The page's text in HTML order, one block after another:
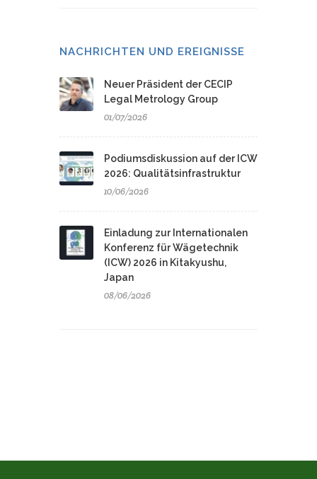
NACHRICHTEN UND EREIGNISSE
Neuer Präsident der CECIP
Legal Metrology Group
01/07/2026
Podiumsdiskussion auf der ICW
2026: Qualitätsinfrastruktur
10/06/2026
Einladung zur Internationalen
Konferenz für Wägetechnik
(ICW) 2026 in Kitakyushu,
Japan
08/06/2026